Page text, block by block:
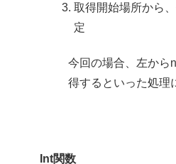
取得開始場所から
定
今回の場合、左から
得するといった処理
Int関数